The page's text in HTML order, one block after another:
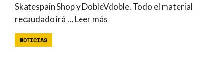
Skatespain Shop y DobleVdoble. Todo el material
recaudado irá …Leer más
NOTICIAS